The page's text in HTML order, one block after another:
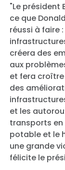
"Le président
ce que
réussi à faire
créera des
aux
et fera
des
et les
transports en
potable et le
une grande
félicite le